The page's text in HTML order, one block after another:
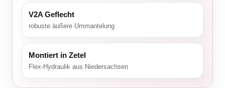
V2A Geflecht
robuste äußere Ummantelung
Montiert in Zetel
Flex-Hydraulik aus Niedersachsen